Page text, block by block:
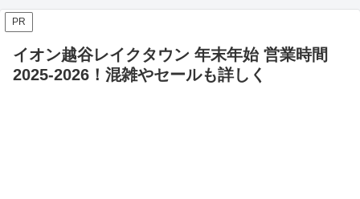
PR
イオン越谷レイクタウン 年末年始 営業時間
2025-2026！混雑やセールも詳しく